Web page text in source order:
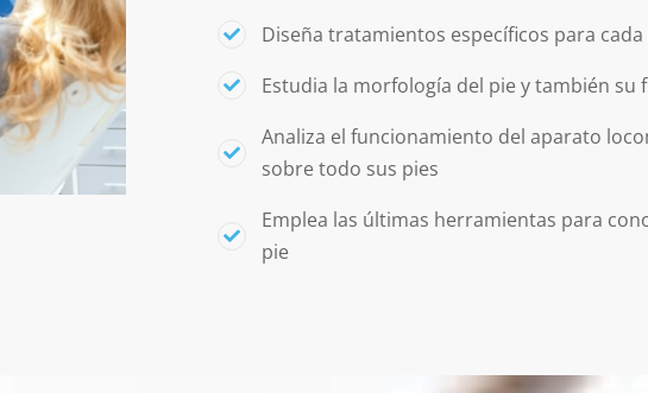
Diseña tratamientos específicos para
Estudia la morfología del pie y también su
Analiza el funcionamiento del aparato
sobre todo sus pies
Emplea las últimas herramientas para
pie